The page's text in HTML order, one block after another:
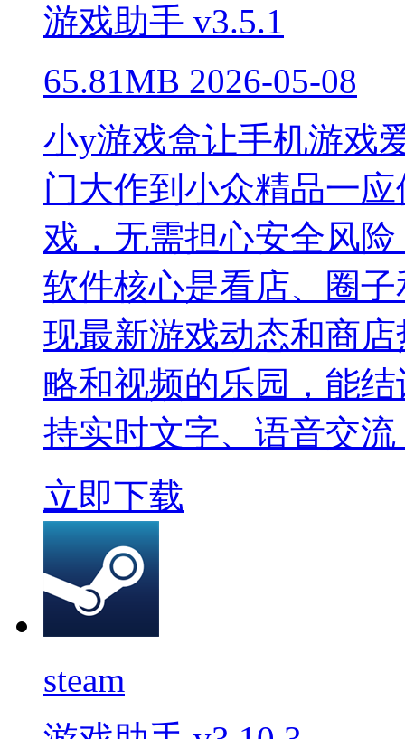
游戏助手 v3.5.1
65.81MB 2026-05-08
小y游戏盒让手机游戏
门大作到小众精品一
戏，无需担心安全风
软件核心是看店、圈
现最新游戏动态和商
略和视频的乐园，能
持实时文字、语音交
立即下载
steam